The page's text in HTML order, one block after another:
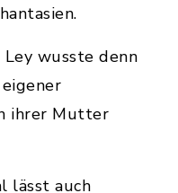
wusste denn
ihrer Mutter
lässt auch